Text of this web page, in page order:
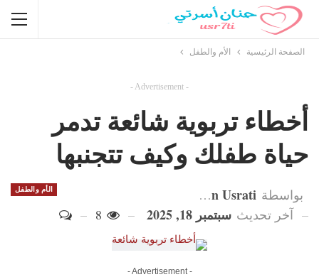
الصفحة الرئيسية الأم والطفل
- Advertisement -
أخطاء تربوية شائعة تدمر
حياة طفلك وكيف تتجنبها
الأم والطفل بواسطة Hanan Usrati
آخر تحديث سبتمبر 18, 2025
- Advertisement -